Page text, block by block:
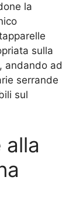
la
sulla
andando ad
serrande
sul
alla